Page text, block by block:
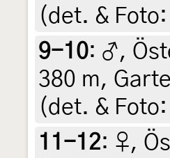
(det. &
9-10: ♂,
380 m,
(det. &
11-12: ♀,